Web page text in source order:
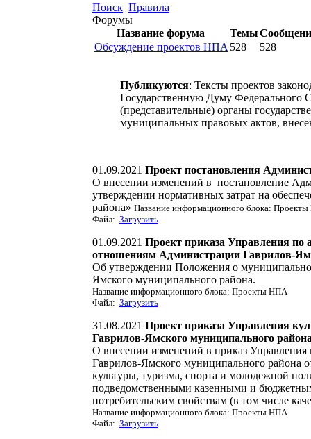
Поиск Правила
Форумы
Название форума
Темы
Обсуждение проектов НПА 528 528
Публикуются: Тексты проектов
Государственную Думу Федерального
(представительные) органы
муниципальных правовых актов,
01.09.2021 Проект постановления
О внесении изменений в постановление
утверждении нормативных затрат на
района» Название информационного блока:
Файл: Загрузить
01.09.2021 Проект приказа Управления по
отношениям Администрации Гаврилов-
Об утверждении Положения о
Ямского муниципального района.
Название информационного блока: Проекты НПА
Файл: Загрузить
31.08.2021 Проект приказа Управления
Гаврилов-Ямского муниципального
О внесении изменений в приказ
Гаврилов-Ямского муниципального района
культуры, туризма, спорта и молодежной
подведомственными казенными и
потребительским свойствам (в том числе
Название информационного блока: Проекты НПА
Файл: Загрузить